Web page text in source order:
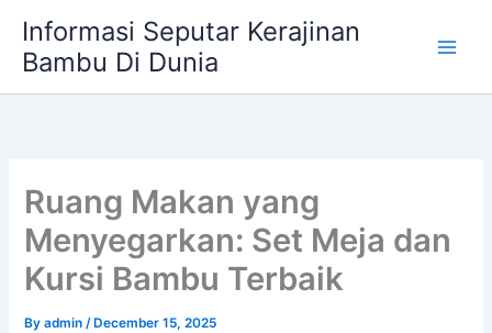
content
Informasi Seputar Kerajinan
Bambu Di Dunia
Ruang Makan yang
Menyegarkan: Set Meja dan
Kursi Bambu Terbaik
Byadmin/ December 15, 2025